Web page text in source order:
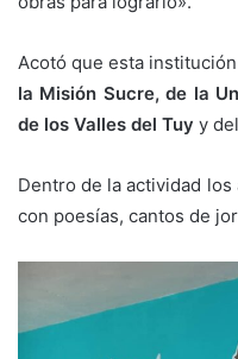
Acotó que esta
la Misión Sucre, de la
de los Valles del Tuy y
Dentro de la actividad
con poesías, cantos de